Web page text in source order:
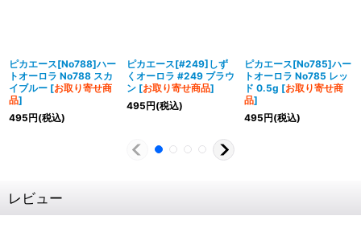
ピカエース[No788]ハー
トオーロラ No788 スカ
イブルー [お取り寄せ商
品]
495円(税込)
ピカエース[#249]しず
くオーロラ #249 ブラウ
ン [お取り寄せ商品]
495円(税込)
ピカエース[No785]ハー
トオーロラ No785 レッ
ド 0.5g [お取り寄せ商
品]
495円(税込)
レビュー